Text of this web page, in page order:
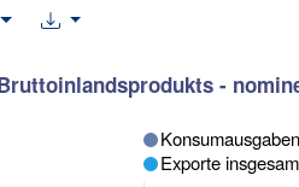
-
Exporte